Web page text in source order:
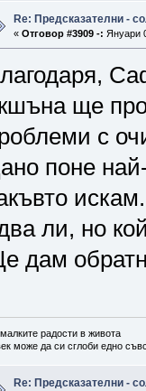
Re: Предсказателни -
« Отговор #3909 -: Януари
ще
с
поне
ли, но
дам
радости в живота
може да си сглоби едно
Re: Предсказателни -